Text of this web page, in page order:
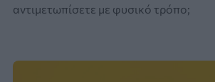
αντιμετωπίσετε με φυσικό τρόπο;